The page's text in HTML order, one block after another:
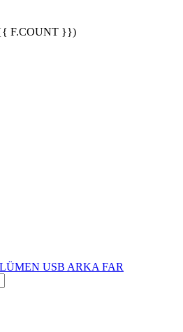
F.COUNT }})
USB ARKA FAR